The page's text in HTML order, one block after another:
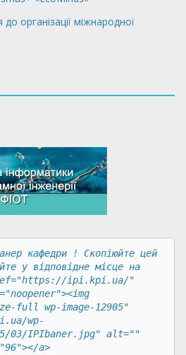
організації міжнародної
кафедри ! Скопіюйте цей
у відповідне місце на
ipi.kpi.ua/"
full wp-image-12905"
wp-
03/IPIbaner.jpg" alt=""
a>